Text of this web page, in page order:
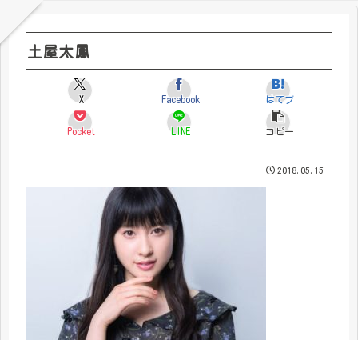
土屋太鳳
X Facebook はてブ
Pocket LINE コピー
2018.05.15